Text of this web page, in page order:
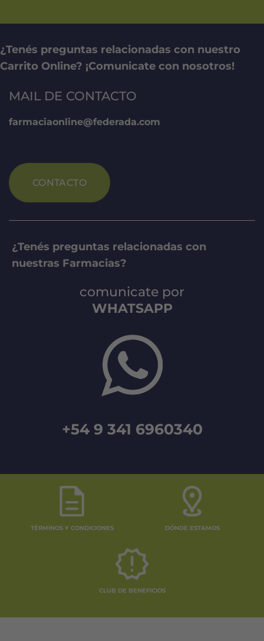
¿Tenés preguntas relacionadas con nuestro
Carrito Online? ¡Comunicate con nosotros!
MAIL DE CONTACTO
farmaciaonline@federada.com
CONTACTO
¿Tenés preguntas relacionadas con
nuestras Farmacias?
comunicate por
WHATSAPP
+54 9 341 6960340
TÉRMINOS Y CONDICIONES DÓNDE ESTAMOS
CLUB DE BENEFICIOS